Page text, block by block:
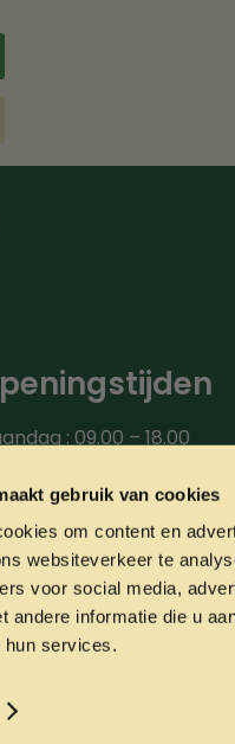
gebruik van cookies
om content en
websiteverkeer te
voor social media,
andere informatie die u
hun services.
: 09.00 – 18.00
09.00 – 18.00
09.00 – 18.00
09.00 – 20.00
09.00 – 17.00